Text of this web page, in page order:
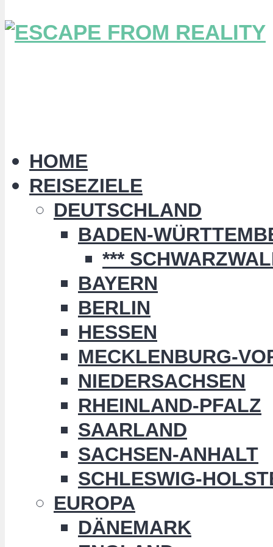
HOME
REISEZIELE
DEUTSCHLAND
BADEN-
***
BAYERN
BERLIN
HESSEN
MECKLENBURG-
NIEDERSACHSEN
RHEINLAND-PFALZ
SAARLAND
SACHSEN-ANHALT
SCHLESWIG-
EUROPA
DÄNEMARK